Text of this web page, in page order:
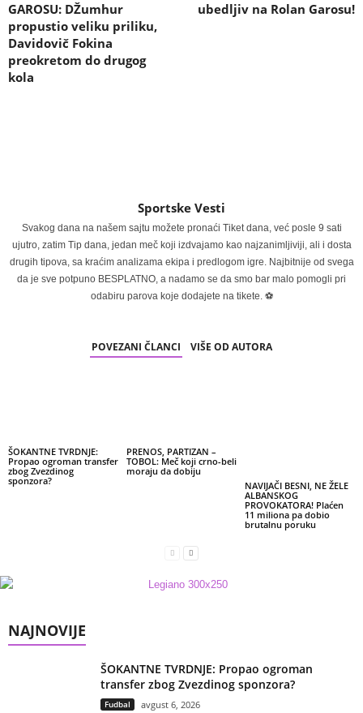
GAROSU: DŽumhur
propustio veliku priliku,
Davidovič Fokina
preokretom do drugog
kola
ubedljiv na Rolan Garosu!
Sportske Vesti
Svakog dana na našem sajtu možete pronaći Tiket dana, već posle 9 sati
ujutro, zatim Tip dana, jedan meč koji izdvajamo kao najzanimljiviji, ali i dosta
drugih tipova, sa kraćim analizama ekipa i predlogom igre. Najbitnije od svega
da je sve potpuno BESPLATNO, a nadamo se da smo bar malo pomogli pri
odabiru parova koje dodajete na tikete. ⚽
POVEZANI ČLANCI VIŠE OD AUTORA
ŠOKANTNE TVRDNJE:
Propao ogroman transfer
zbog Zvezdinog
sponzora?
PRENOS, PARTIZAN –
TOBOL: Meč koji crno-beli
moraju da dobiju
NAVIJAČI BESNI, NE ŽELE
ALBANSKOG
PROVOKATORA! Plaćen
11 miliona pa dobio
brutalnu poruku
NAJNOVIJE
ŠOKANTNE TVRDNJE: Propao ogroman
transfer zbog Zvezdinog sponzora?
Fudbal avgust 6, 2026